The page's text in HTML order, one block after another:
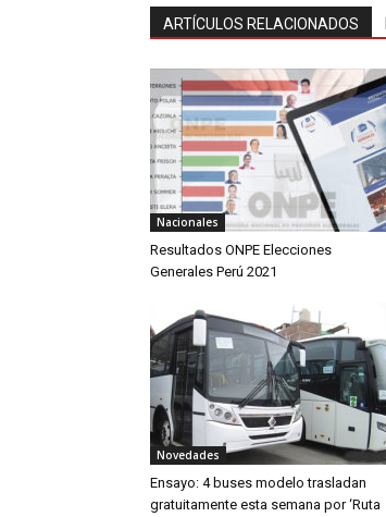
ARTÍCULOS RELACIONADOS
Nacionales
Resultados ONPE Elecciones
Generales Perú 2021
Novedades
Ensayo: 4 buses modelo trasladan
gratuitamente esta semana por ‘Ruta